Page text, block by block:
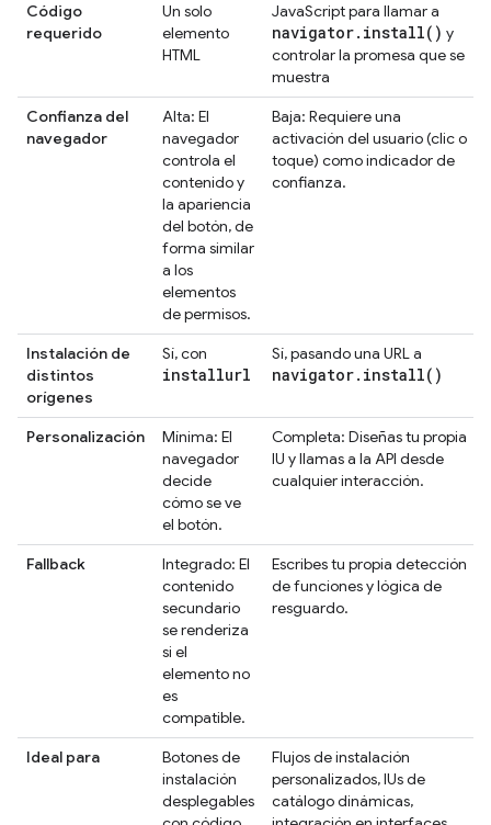
Código
requerido
Un solo
elemento
HTML
JavaScript para llamar a
navigator. install( ) y
controlar la promesa que se
muestra
Confianza del
navegador
Alta: El
navegador
controla el
contenido y
la apariencia
del botón, de
forma similar
a los
elementos
de permisos.
Baja: Requiere una
activación del usuario (clic o
toque) como indicador de
confianza.
Instalación de
distintos
orígenes
Sí, con
installurl
Sí, pasando una URL a
navigator. install( )
Personalización
Mínima: El
navegador
decide
cómo se ve
el botón.
Completa: Diseñas tu propia
IU y llamas a la API desde
cualquier interacción.
Fallback
Integrado: El
contenido
secundario
se renderiza
si el
elemento no
es
compatible.
Escribes tu propia detección
de funciones y lógica de
resguardo.
Ideal para
Botones de
instalación
desplegables
Flujos de instalación
personalizados, IUs de
catálogo dinámicas,